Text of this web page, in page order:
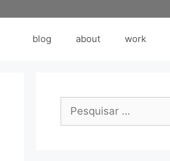
blog about work
Pesquisar